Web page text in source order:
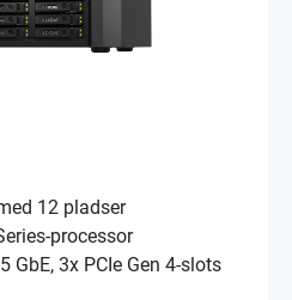
12 pladser
processor
GbE, 3x PCIe Gen 4-slots